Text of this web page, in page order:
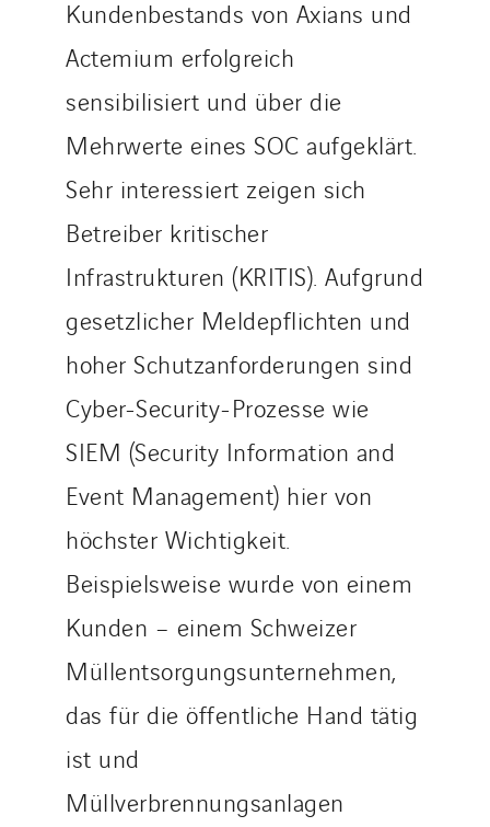
Kundenbestands von Axians und
Actemium erfolgreich
sensibilisiert und über die
Mehrwerte eines SOC aufgeklärt.
Sehr interessiert zeigen sich
Betreiber kritischer
Infrastrukturen (KRITIS). Aufgrund
gesetzlicher Meldepflichten und
hoher Schutzanforderungen sind
Cyber-Security-Prozesse wie
SIEM (Security Information and
Event Management) hier von
höchster Wichtigkeit.
Beispielsweise wurde von einem
Kunden – einem Schweizer
Müllentsorgungsunternehmen,
das für die öffentliche Hand tätig
ist und
Müllverbrennungsanlagen